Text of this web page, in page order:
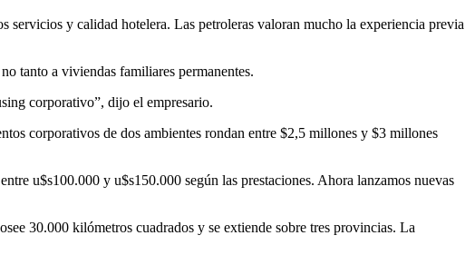
servicios y calidad hotelera. Las petroleras valoran mucho la experiencia previa
tanto a viviendas familiares permanentes.
corporativo”, dijo el empresario.
corporativos de dos ambientes rondan entre $2,5 millones y $3 millones
u$s100.000 y u$s150.000 según las prestaciones. Ahora lanzamos nuevas
30.000 kilómetros cuadrados y se extiende sobre tres provincias. La